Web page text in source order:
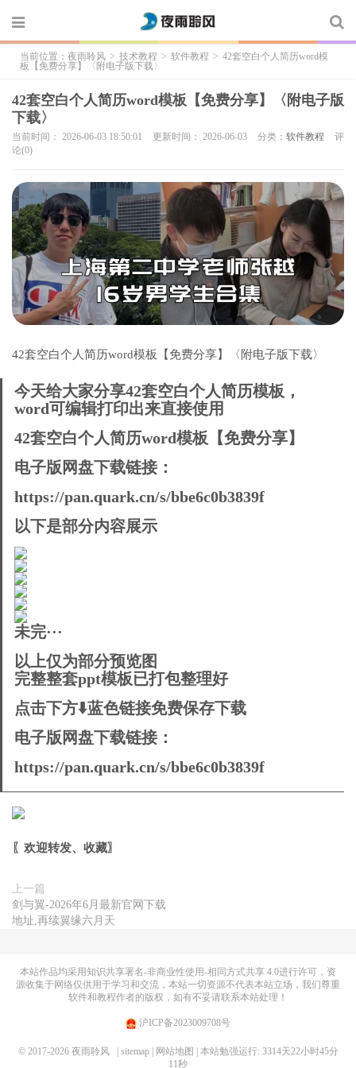
当前位置： 夜雨聆风 > 技术教程 > 软件教程 > 42套空白个人简历word模
板【免费分享】〈附电子版下载〉
42套空白个人简历word模板【免费分享】〈附电子版
下载〉
当前时间： 2026-06-03 18:50:01 更新时间： 2026-06-03 分类： 软件教程
评
论(0)
42套空白个人简历word模板【免费分享】〈附电子版下载〉
今天给大家分享42套空白个人简历模板，
word可编辑打印出来直接使用
42套空白个人简历word模板【免费分享】
电子版网盘下载链接：
https://pan.quark.cn/s/bbe6c0b3839f
以下是部分内容展示
未完···
以上仅为部分预览图
完整整套ppt模板已打包整理好
点击下方⬇️蓝色链接免费保存下载
电子版网盘下载链接：
https://pan.quark.cn/s/bbe6c0b3839f
〖欢迎转发、收藏〗
上一篇
剑与翼-2026年6月最新官网下载
地址,再续翼缘六月天
本站作品均采用知识共享署名-非商业性使用-相同方式共享 4.0进行许可，资
源收集于网络仅供用于学习和交流，本站一切资源不代表本站立场，我们尊重
软件和教程作者的版权，如有不妥请联系本站处理！
沪ICP备2023009708号
© 2017-2026 夜雨聆风 | sitemap | 网站地图
| 本站勉强运行: 3314天22小时45分
11秒